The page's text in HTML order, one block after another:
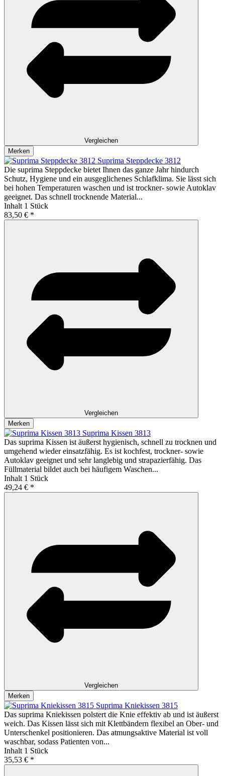
Vergleichen
Merken
Suprima Steppdecke 3812
Die suprima Steppdecke bietet Ihnen das ganze Jahr hindurch
Schutz, Hygiene und ein ausgeglichenes Schlafklima. Sie lässt sich
bei hohen Temperaturen waschen und ist trockner- sowie Autoklav
geeignet. Das schnell trocknende Material...
Inhalt 1 Stück
83,50 € *
Vergleichen
Merken
Suprima Kissen 3813
Das suprima Kissen ist äußerst hygienisch, schnell zu trocknen und
umgehend wieder einsatzfähig. Es ist kochfest, trockner- sowie
Autoklav geeignet und sehr langlebig und strapazierfähig. Das
Füllmaterial bildet auch bei häufigem Waschen...
Inhalt 1 Stück
49,24 € *
Vergleichen
Merken
Suprima Kniekissen 3815
Das suprima Kniekissen polstert die Knie effektiv ab und ist äußerst
weich. Das Kissen lässt sich mit Klettbändern flexibel an Ober- und
Unterschenkel positionieren. Das atmungsaktive Material ist voll
waschbar, sodass Patienten von...
Inhalt 1 Stück
35,53 € *